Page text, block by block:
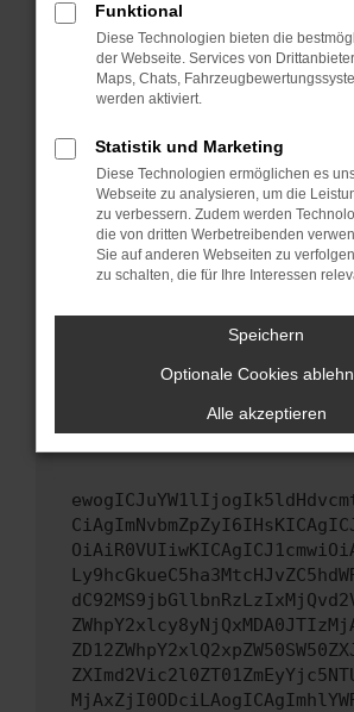
Starte dein Gerät neu.
Das kann manchmal helfen,
Probleme zu beheben.
Betriebssystem auf dem
sind.
Veraltete Software birgt nicht
Sicherheitsrisiko, sondern kann
führen, dass bestimmte
unterstützt werden.
Wende dich an den
Wenn du alle oben genannten
hast, kontaktiere uns bitte. Wir
versuchen, das Problem zu
uns diesen Text schicken, um uns
Funktional
Diese Technologien bieten die
der Webseite. Services von
Maps, Chats,
werden aktiviert.
Statistik und Marketing
Diese Technologien ermöglichen es
Webseite zu analysieren, um die
zu verbessern. Zudem werden
die von dritten Werbetreibenden
Sie auf anderen Webseiten zu
zu schalten, die für Ihre Interessen
Speichern
Optionale Cookies
Alle akzeptieren